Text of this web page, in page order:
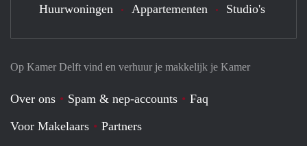
Op Kamer Delft vind en verhuur je makkelijk je Kamer
Over ons Spam & nep-accounts
Faq
Voor Makelaars
Partners
Huurwoningen Appartementen Studio's